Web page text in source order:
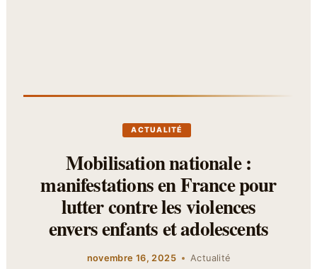
ACTUALITÉ
Mobilisation nationale :
manifestations en France pour
lutter contre les violences
envers enfants et adolescents
novembre 16, 2025 Actualité